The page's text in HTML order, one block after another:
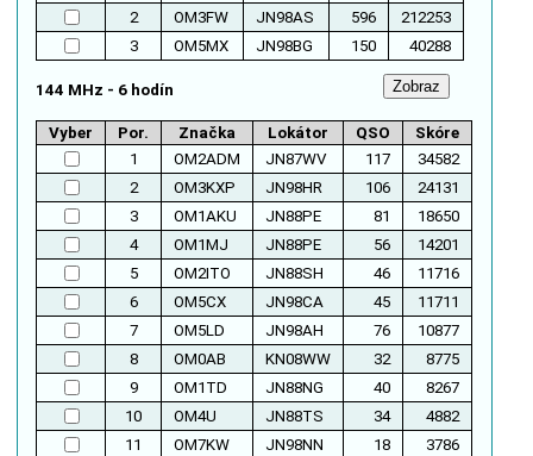
2
OM3FW JN98AS 596
212253
3
OM5MX JN98BG 150 40288
144 MHz - 6 hodín
Vyber Por. Značka Lokátor QSO
Skóre
1
OM2ADM JN87WV 117
34582
2
OM3KXP JN98HR 106
24131
3
OM1AKU JN88PE 81
18650
4
OM1MJ JN88PE 56
14201
5
OM2ITO JN88SH 46
11716
6
OM5CX JN98CA 45
11711
7
OM5LD JN98AH 76
10877
8
OM0AB KN08WW 32
8775
9
OM1TD JN88NG 40
8267
10
OM4U JN88TS 34
4882
11
OM7KW JN98NN 18
3786